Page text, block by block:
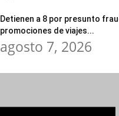
Detienen a 8 por presunto
promociones de viajes...
agosto 7, 2026